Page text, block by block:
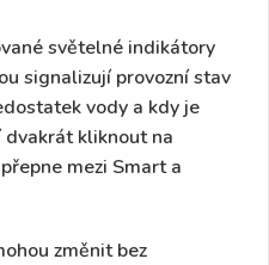
světelné indikátory
signalizují provozní stav
vody a kdy je
kliknout na
mezi Smart a
změnit bez